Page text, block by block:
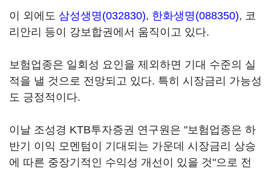
이 외에도 삼성생명(032830), 한화생명(088350), 코
리안리 등이 강보합권에서 움직이고 있다.
보험업종은 일회성 요인을 제외하면 기대 수준의 실
적을 낼 것으로 전망되고 있다. 특히 시장금리 가능성
도 긍정적이다.
이날 조성경 KTB투자증권 연구원은 "보험업종은 하
반기 이익 모멘텀이 기대되는 가운데 시장금리 상승
에 따른 중장기적인 수익성 개선이 있을 것"으로 전